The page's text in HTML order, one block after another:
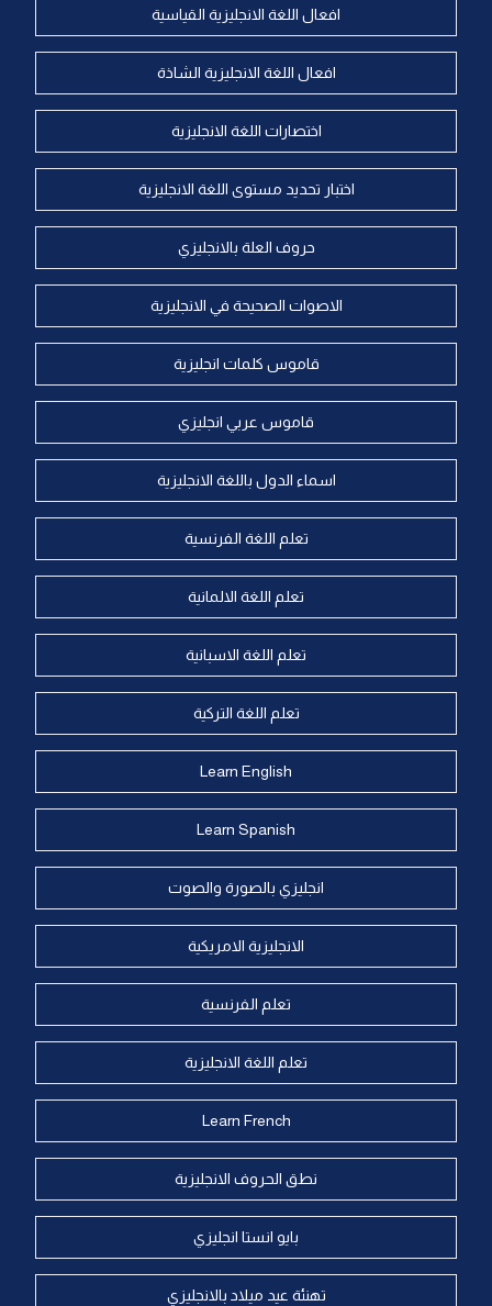
افعال اللغة الانجليزية القياسية
افعال اللغة الانجليزية الشاذة
اختصارات اللغة الانجليزية
اختبار تحديد مستوى اللغة الانجليزية
حروف العلة بالانجليزي
الاصوات الصحيحة في الانجليزية
قاموس كلمات انجليزية
قاموس عربي انجليزي
اسماء الدول باللغة الانجليزية
تعلم اللغة الفرنسية
تعلم اللغة الالمانية
تعلم اللغة الاسبانية
تعلم اللغة التركية
Learn English
Learn Spanish
انجليزي بالصورة والصوت
الانجليزية الامريكية
تعلم الفرنسية
تعلم اللغة الانجليزية
Learn French
نطق الحروف الانجليزية
بايو انستا انجليزي
تهنئة عيد ميلاد بالانجليزي